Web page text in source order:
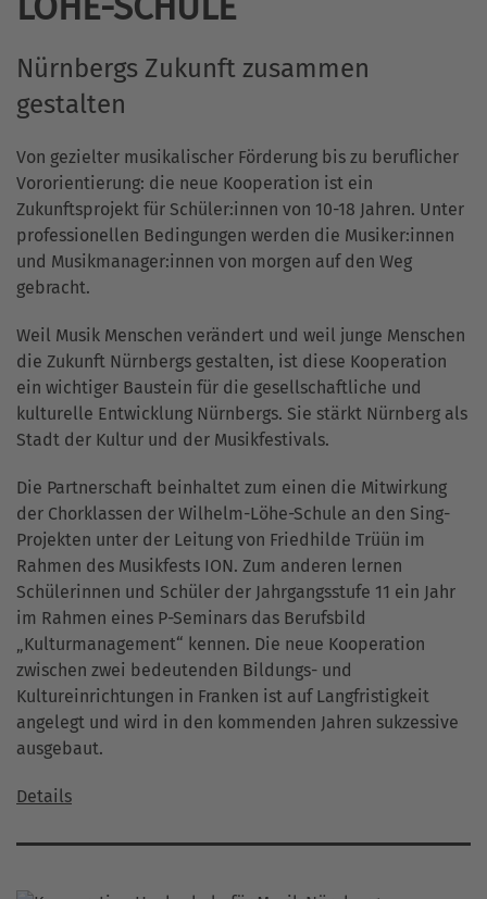
Nürnbergs Zukunft zusammen
gestalten
Von gezielter musikalischer Förderung bis zu beruflicher
Vororientierung: die neue Kooperation ist ein
Zukunftsprojekt für Schüler:innen von 10-18 Jahren. Unter
professionellen Bedingungen werden die Musiker:innen
und Musikmanager:innen von morgen auf den Weg
gebracht.
Weil Musik Menschen verändert und weil junge Menschen
die Zukunft Nürnbergs gestalten, ist diese Kooperation
ein wichtiger Baustein für die gesellschaftliche und
kulturelle Entwicklung Nürnbergs. Sie stärkt Nürnberg als
Stadt der Kultur und der Musikfestivals.
Die Partnerschaft beinhaltet zum einen die Mitwirkung
der Chorklassen der Wilhelm-Löhe-Schule an den Sing-
Projekten unter der Leitung von Friedhilde Trüün im
Rahmen des Musikfests ION. Zum anderen lernen
Schülerinnen und Schüler der Jahrgangsstufe 11 ein Jahr
im Rahmen eines P-Seminars das Berufsbild
„Kulturmanagement“ kennen. Die neue Kooperation
zwischen zwei bedeutenden Bildungs- und
Kultureinrichtungen in Franken ist auf Langfristigkeit
angelegt und wird in den kommenden Jahren sukzessive
ausgebaut.
Details